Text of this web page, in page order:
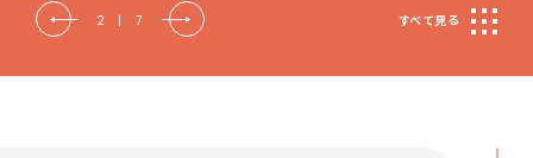
2 | 7 すべて見る